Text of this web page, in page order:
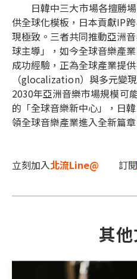
日韓中三大市場各擅勝場
供全球化模板，日本貢獻IP
現極致。三者共同推動亞洲
球主導」，如今全球音樂產
成功經驗，正為全球產業提
（glocalization）與多元變
2030年亞洲音樂市場規模可
的「全球音樂新中心」，日
領全球音樂產業進入全新篇章
立刻加入北流Line@ 訂閱
其